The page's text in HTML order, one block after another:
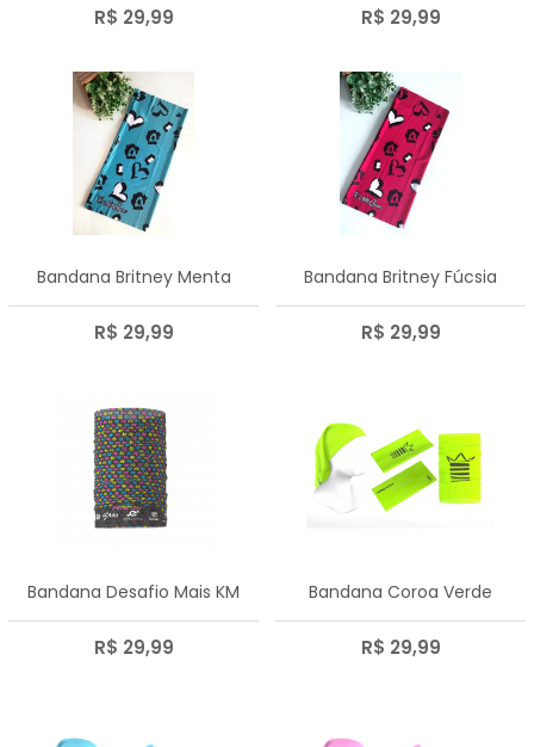
R$ 29,99 R$ 29,99
Bandana Britney Menta
R$ 29,99
Bandana Britney Fúcsia
R$ 29,99
Bandana Desafio Mais KM
R$ 29,99
Bandana Coroa Verde
R$ 29,99